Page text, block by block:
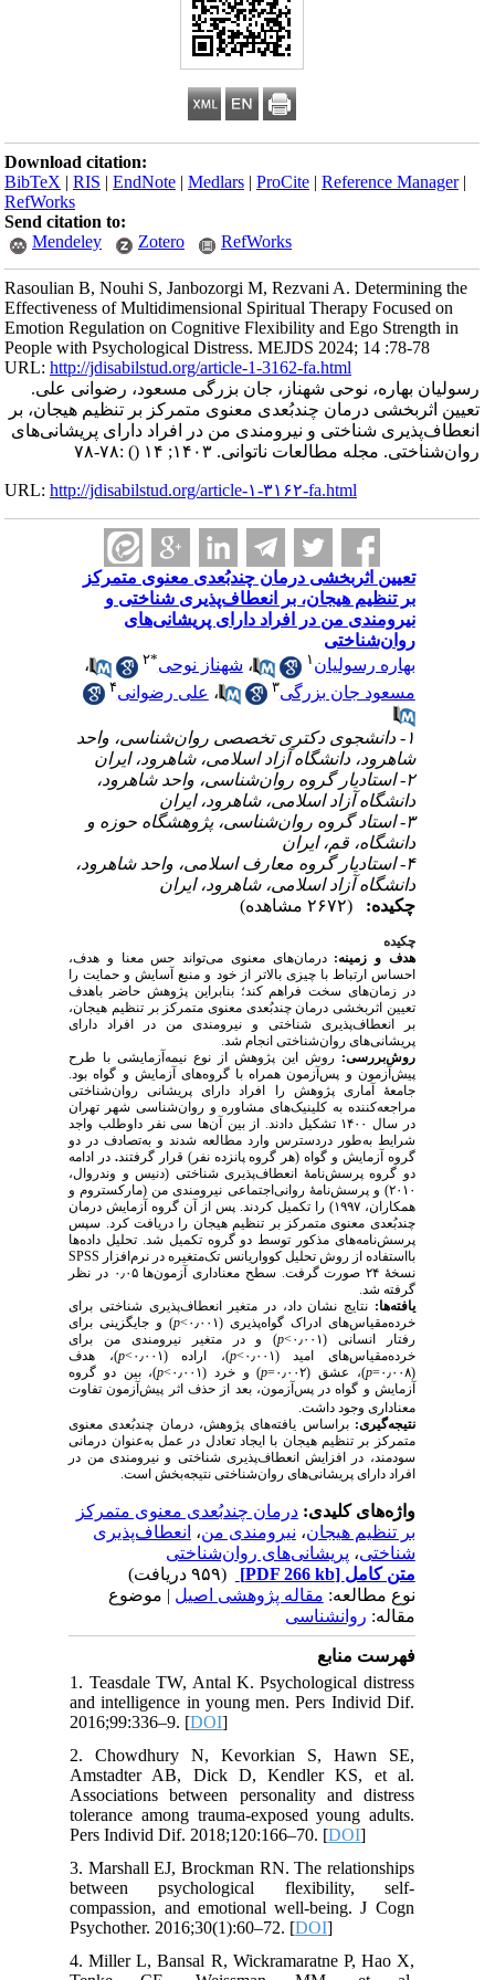
Download citation:
BibTeX |RIS |EndNote |Medlars |ProCite |Reference Manager
RefWorks
Send citation to:
Mendeley
Zotero RefWorks
Rasoulian B, Nouhi S, Janbozorgi M, Rezvani A. Determining the
Effectiveness of Multidimensional Spiritual Therapy Focused on
Emotion Regulation on Cognitive Flexibility and Ego Strength in
People with Psychological Distress. MEJDS 2024; 14 :78-78
URL:http://jdisabilstud.org/article-1-3162-fa.html
رسولیان بهاره، نوحی شهناز، جان بزرگی مسعود، رضوانی علی.
تعیین اثربخشی درمان چندبُعدی معنوی متمرکز بر تنظیم هیجان، بر
انعطاف‌پذیری شناختی و نیرومندی من در افراد دارای پریشانی‌های
روان‌شناختی. مجله مطالعات ناتوانی. ۱۴۰۳; ۱۴
() :۷۸-۷۸
URL:http://jdisabilstud.org/article-۱-۳۱۶۲-fa.html
تعیین اثربخشی درمان چندبُعدی معنوی متمرکز
بر تنظیم هیجان، بر انعطاف‌پذیری شناختی و
نیرومندی من در افراد دارای پریشانی‌های
روان‌شناختی
بهاره رسولیان ۱ ،شهناز نوحی ۲
،
مسعود جان بزرگی
،علی رضوانی
۱- دانشجوی دکتری تخصصی روان‌شناسی، واحد
شاهرود، دانشگاه آزاد اسلامی، شاهرود، ایران
۲- استادیار گروه روان‌شناسی، واحد شاهرود،
دانشگاه آزاد اسلامی، شاهرود، ایران
۳- استاد گروه روان‌شناسی، پژوهشگاه حوزه و
دانشگاه، قم، ایران
۴- استادیار گروه معارف اسلامی، واحد شاهرود،
دانشگاه آزاد اسلامی، شاهرود، ایران
چکیده:
چکیده
هدف و زمینه:درمان‌های معنوی می‌تواند حس معنا و هدف،
احساس ارتباط با چیزی بالاتر از خود و منبع آسایش و حمایت را
در زمان‌های سخت فراهم کند؛ بنابراین پژوهش حاضر باهدف
تعیین اثربخشی درمان چندبُعدی معنوی متمرکز بر تنظیم هیجان،
بر انعطاف‌پذیری شناختی و نیرومندی من در افراد دارای
پریشانی‌های روان‌شناختی انجام شد.
روش‌بررسی: روش این پژوهش از نوع نیمه‌آزمایشی با طرح
پیش‌آزمون و پس‌آزمون همراه با گروه‌های آزمایش و گواه بود.
جامعهٔ آماری پژوهش را افراد دارای پریشانی روان‌شناختی
مراجعه‌کننده به کلینیک‌های مشاوره و روان‌شناسی شهر تهران
در سال ۱۴۰۰ تشکیل دادند.
از بین آن‌ها سی نفر داوطلب واجد
شرایط به‌طور دردسترس وارد مطالعه شدند و به‌تصادف در دو
گروه آزمایش و گواه (هر گروه پانزده نفر) قرار گرفتند.در ادامه
دو گروه پرسش‌نامه‌ٔ انعطاف‌پذیری شناختی (دنیس و وندروال،
۲۰۱۰) و پرسش‌نامهٔ روانی‌اجتماعی نیرومندی من (مارکستروم و
همکاران، ۱۹۹۷) را تکمیل کردند. پس از آن گروه آزمایش درمان
چندبُعدی معنوی متمرکز بر تنظیم هیجان را دریافت کرد. سپس
پرسش‌نامه‌های مذکور توسط دو گروه تکمیل شد. تحلیل داده‌ها
بااستفاده از روش تحلیل کوواریانس تک‌متغیره در نرم‌افزار SPSS
نسخهٔ ۲۴ صورت گرفت. سطح معناداری آزمون‌ها ۰٫۰۵ در نظر
گرفته شد.
یافته‌ها:نتایج نشان داد، در متغیر انعطاف‌پذیری شناختی برای
خرده‌مقیاس‌های ادراک گواه‌پذیری (۰٫۰۰۱>
p
) و جایگزینی برای
رفتار انسانی (۰٫۰۰۱>
p) و در متغیر نیرومندی من برای
خرده‌مقیاس‌های امید (۰٫۰۰۱>
p)، اراده (۰٫۰۰۱> p)، هدف
p)، عشق (۰٫۰۰۲= p) و خرد (۰٫۰۰۱> p)، بین دو گروه
آزمایش و گواه در پسآزمون، بعد از حذف اثر پیش‌آزمون تفاوت
معناداری وجود داشت.
نتیجه‌گیری:براساس یافته‌های پژوهش، درمان چندبُعدی معنوی
متمرکز بر تنظیم هیجان با ایجاد تعادل در عمل به‌عنوان درمانی
سودمند، در افزایش انعطاف‌پذیری شناختی و نیرومندی من در
افراد دارای پریشانی‌های روان‌شناختی نتیجه‌بخش است.
واژه‌های کلیدی:درمان چندبُعدی معنوی متمرکز
بر تنظیم هیجان،نیرومندی من،انعطاف‌پذیری
شناختی،پریشانی‌های روان‌شناختی
متن کامل[PDF 266 kb]
نوع مطالعه:مقاله پژوهشی اصیل| موضوع
مقاله:روانشناسی
فهرست منابع
1. Teasdale TW, Antal K. Psychological distress
and intelligence in young men. Pers Individ Dif.
2016;99:336–9. [DOI
2. Chowdhury N, Kevorkian S, Hawn SE,
Amstadter AB, Dick D, Kendler KS, et al.
Associations between personality and distress
tolerance among trauma-exposed young adults.
Pers Individ Dif. 2018;120:166–70. [DOI
3. Marshall EJ, Brockman RN. The relationships
between psychological flexibility, self-
compassion, and emotional well-being. J Cogn
Psychother. 2016;30(1):60–72. [DOI
4. Miller L, Bansal R, Wickramaratne P, Hao X,